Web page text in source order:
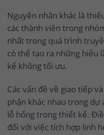
Nguyên nhân khác là
các thành viên trong
nhất trong quá trình
có thể tạo ra những hiểu
kế không tối ưu.
Các vấn đề về giao tiếp
phận khác nhau trong dự
lỗ hổng trong thiết kế.
đối với việc tích hợp linh